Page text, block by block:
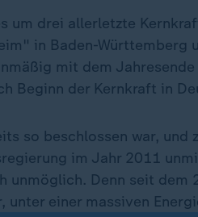
um drei allerletzte
in Baden-Württemberg
mit dem
Beginn der Kernkraft in
so beschlossen war, und
im Jahr 2011
unmöglich. Denn seit dem
unter einer massiven